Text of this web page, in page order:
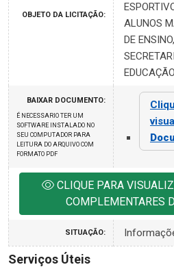
OBJETO DA LICITAÇÃO:
ALUNOS
DE
BAIXAR DOCUMENTO:
É NECESSARIO TER UM
SOFTWARE INSTALADO NO
SEU COMPUTADOR PARA
LEITURA DO ARQUIVO COM
FORMATO PDF
CLIQUE PARA
COMPLEMENTARES
SITUAÇÃO:
Serviços Úteis